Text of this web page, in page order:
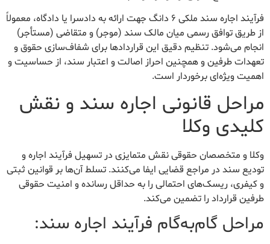
فرآیند اجاره سند ملکی ۶ دانگ جهت ارائه به دادسرا یا دادگاه، معمولاً
از طریق توافق رسمی میان مالک سند (موجر) و متقاضی (مستأجر)
انجام می‌شود. تنظیم دقیق این قراردادها برای شفاف‌سازی حقوق و
تعهدات طرفین و همچنین احراز اصالت و اعتبار سند، از حساسیت و
اهمیت ویژه‌ای برخوردار است.
مراحل قانونی اجاره سند و نقش
کلیدی وکلا
وکلا و متخصصان حقوقی نقش متمایزی در تسهیل فرآیند اجاره و
تودیع سند در مراجع قضایی ایفا می‌کنند. تسلط آن‌ها بر قوانین ثبتی
و کیفری، ریسک‌های احتمالی را به حداقل رسانده و امنیت حقوقی
طرفین قرارداد را تضمین می‌کند.
مراحل گام‌به‌گام فرآیند اجاره سند: